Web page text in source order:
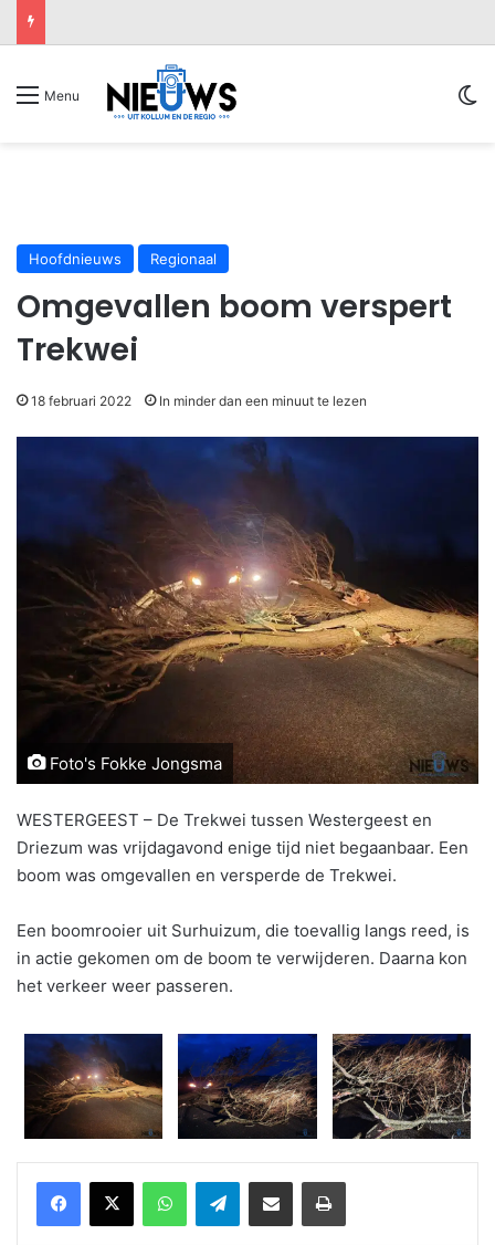
Menu
Hoofdnieuws Regionaal
Omgevallen boom verspert
Trekwei
18 februari 2022 In minder dan een minuut te lezen
Foto's Fokke Jongsma
WESTERGEEST – De Trekwei tussen Westergeest en
Driezum was vrijdagavond enige tijd niet begaanbaar. Een
boom was omgevallen en versperde de Trekwei.
Een boomrooier uit Surhuizum, die toevallig langs reed, is
in actie gekomen om de boom te verwijderen. Daarna kon
het verkeer weer passeren.
WhatsAppTelegramDelen via Email Print